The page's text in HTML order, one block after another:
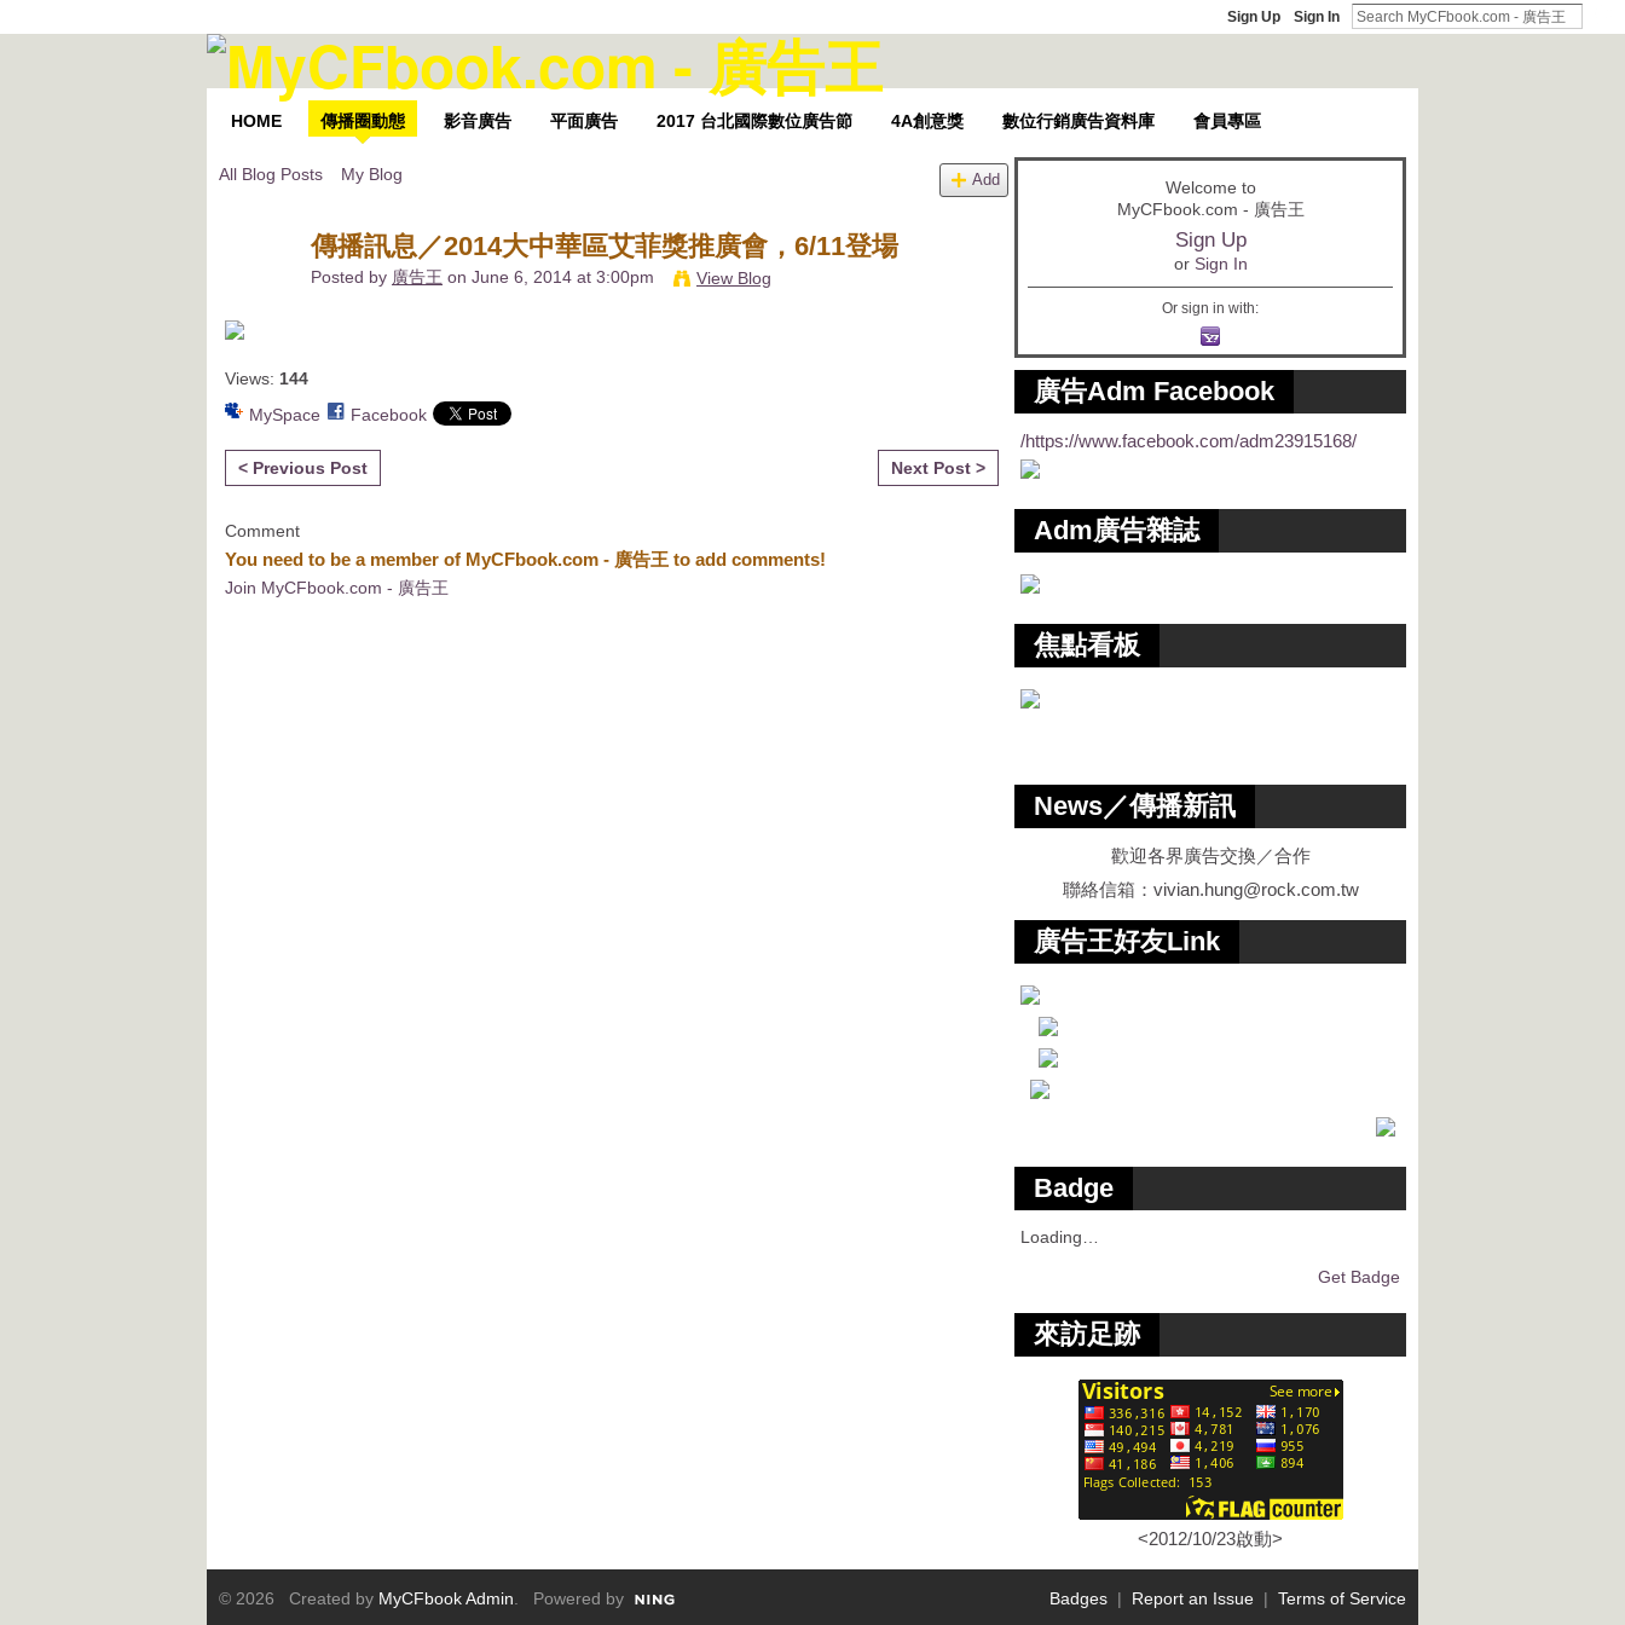
Sign Up Sign In
HOME 傳播圈動態 影音廣告 平面廣告 2017 台北國際數位廣告節 4A創意獎 數位行銷廣告資料庫 會員專區
All Blog Posts My Blog Add
傳播訊息／2014大中華區艾菲獎推廣會，6/11登場
Posted by 廣告王 on June 6, 2014 at 3:00pm View Blog
Views: 144
MySpace
Facebook
< Previous Post Next Post >
Comment
You need to be a member of MyCFbook.com - 廣告王 to add comments!
Join MyCFbook.com - 廣告王
Welcome to
MyCFbook.com - 廣告王
Sign Up
or Sign In
Or sign in with:
廣告Adm Facebook
/https://www.facebook.com/adm23915168/
Adm廣告雜誌
焦點看板
News／傳播新訊
歡迎各界廣告交換／合作
聯絡信箱： vivian.hung@rock.com.tw
廣告王好友Link
Badge
Loading…
Get Badge
來訪足跡
<2012/10/23啟動>
© 2026 Created by MyCFbook Admin . Powered by Badges | Report an Issue | Terms of Service